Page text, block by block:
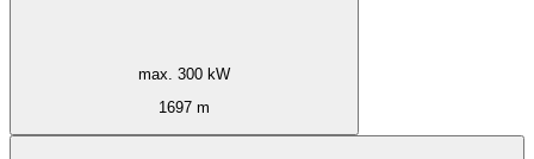
max. 300 kW
1697 m